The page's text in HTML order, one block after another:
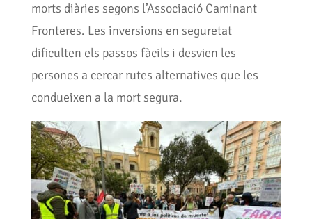
morts diàries segons l’Associació Caminant
Fronteres. Les inversions en seguretat
dificulten els passos fàcils i desvien les
persones a cercar rutes alternatives que les
condueixen a la mort segura.